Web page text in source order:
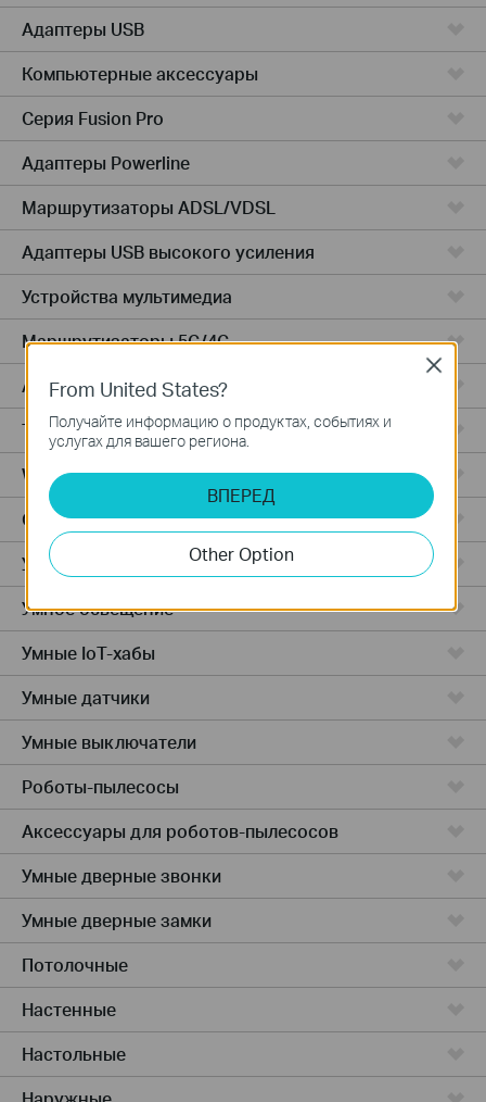
Адаптеры USB
Компьютерные аксессуары
Серия Fusion Pro
Адаптеры Powerline
Маршрутизаторы ADSL/VDSL
Адаптеры USB высокого усиления
Устройства мультимедиа
Маршрутизаторы 5G/4G
Адаптеры PCIe
Точки доступа
Wireless USB Adapters
Облачные камеры
Умные розетки
Умное освещение
Умные IoT-хабы
Умные датчики
Умные выключатели
Роботы-пылесосы
Аксессуары для роботов-пылесосов
Умные дверные звонки
Умные дверные замки
Потолочные
Настенные
Настольные
From United States?
Получайте информацию о продуктах, событиях и
услугах для вашего региона.
ВПЕРЕД
Other Option
Close